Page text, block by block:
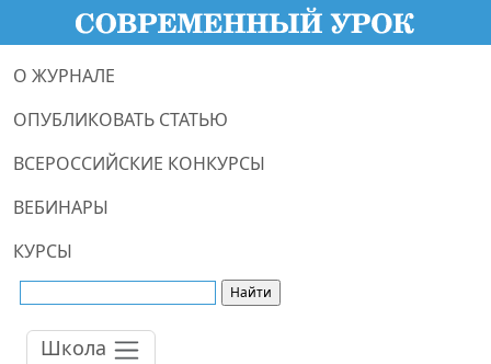
О ЖУРНАЛЕ
ОПУБЛИКОВАТЬ СТАТЬЮ
ВСЕРОССИЙСКИЕ КОНКУРСЫ
ВЕБИНАРЫ
КУРСЫ
Школа